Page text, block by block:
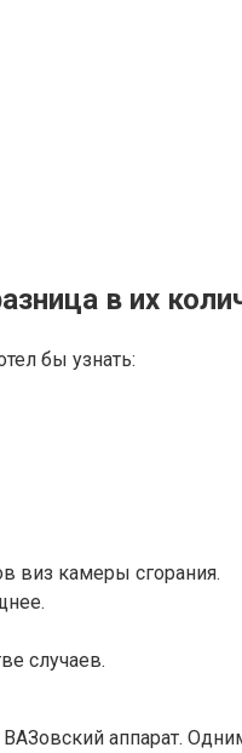
в их
бы узнать:
виз камеры сгорания.
случаев.
аппарат.